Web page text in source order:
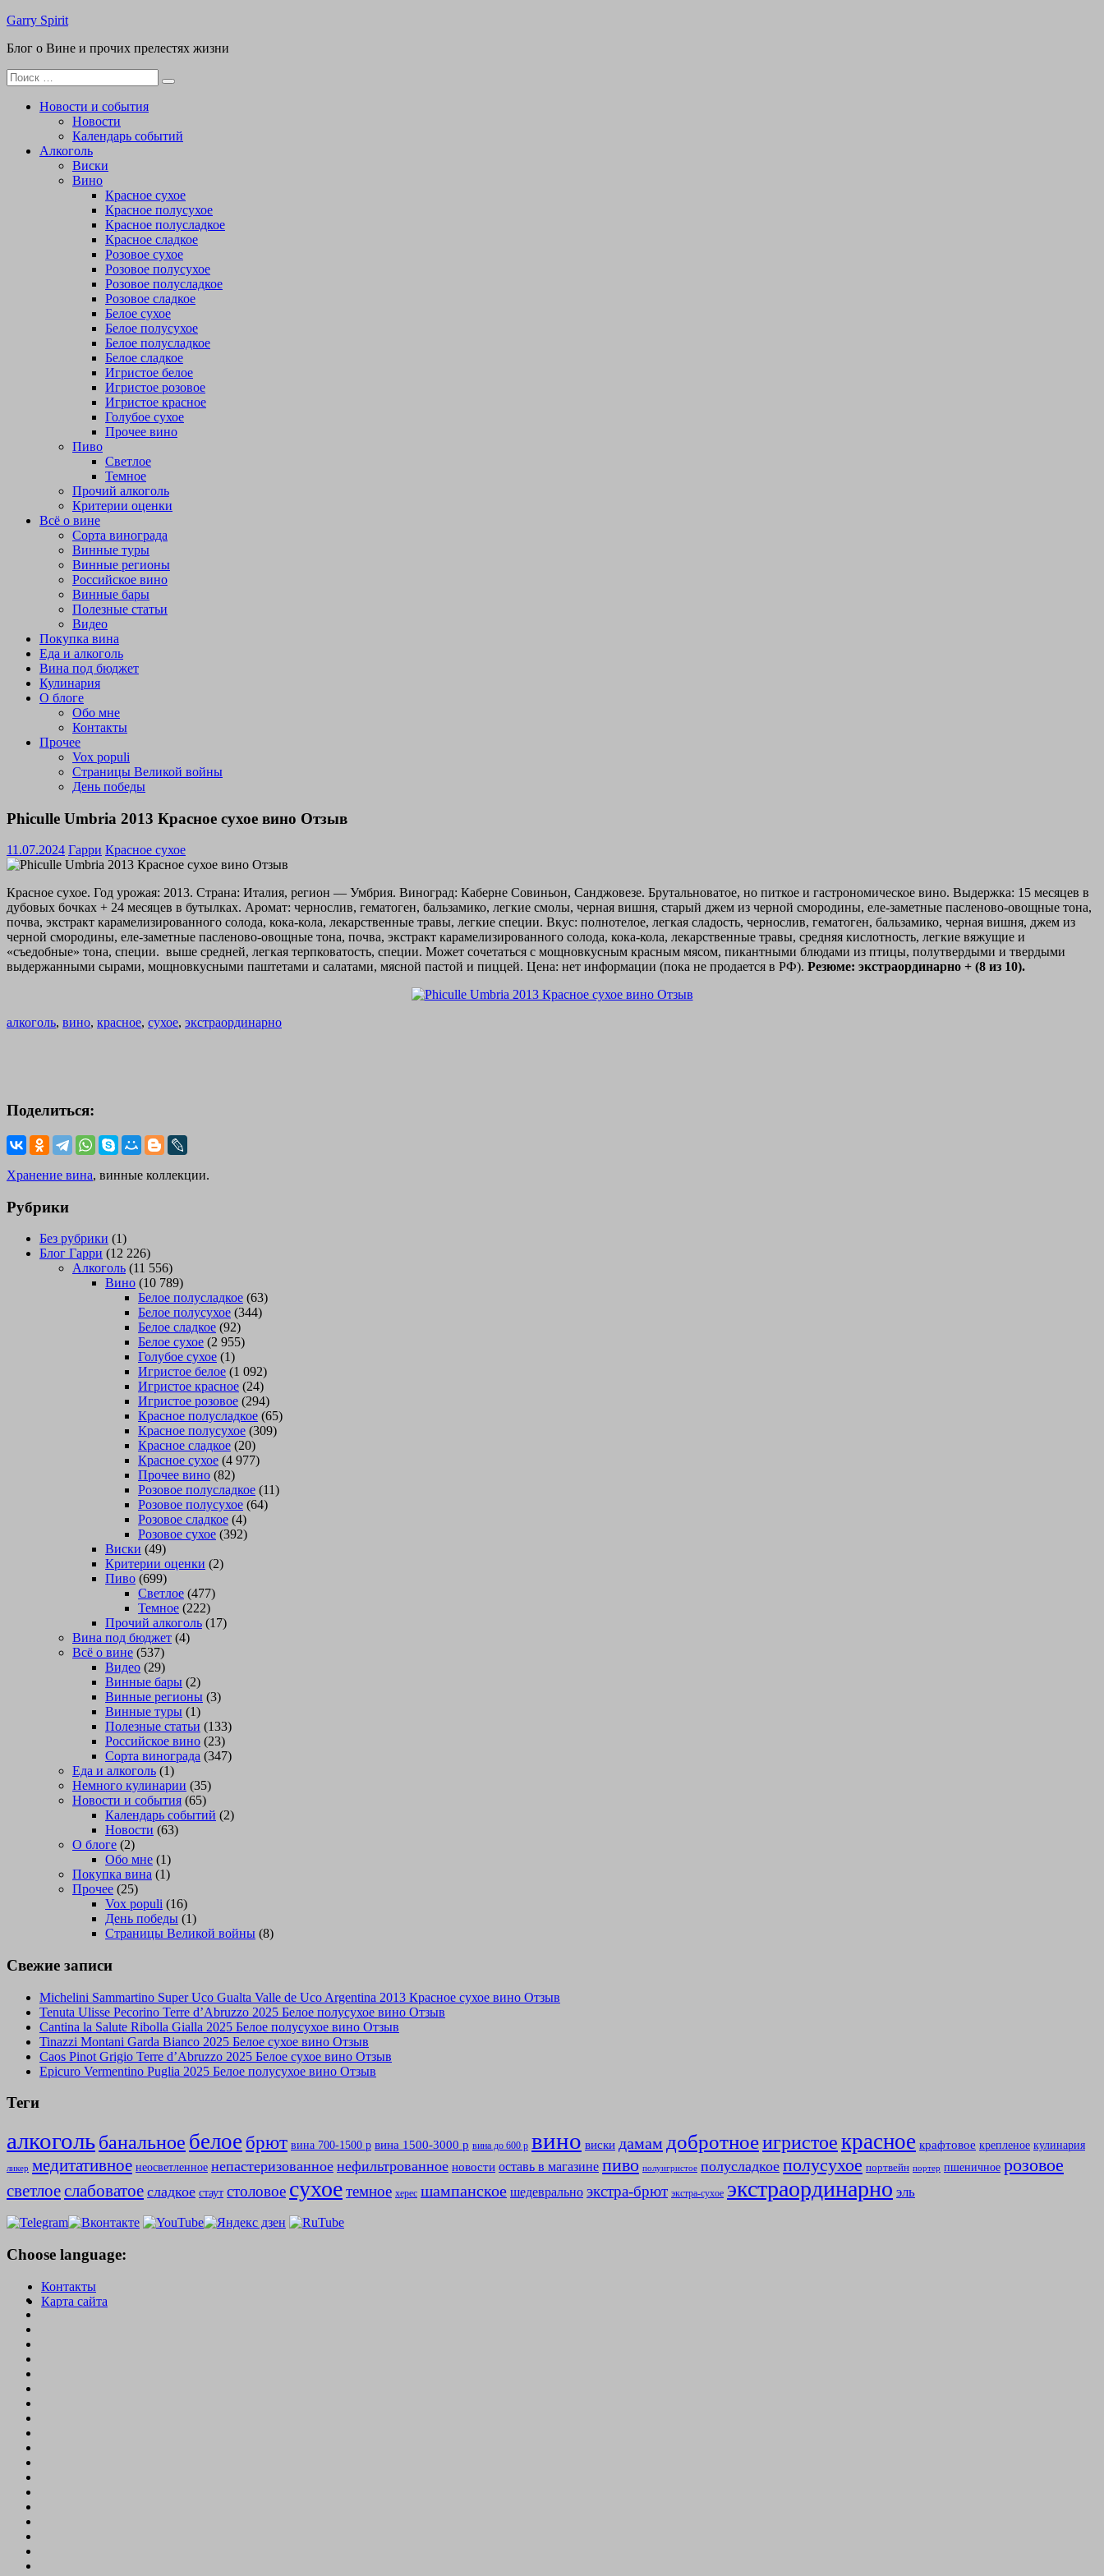
Перейти
содержимому
Garry Spirit
Блог о Вине и прочих прелестях жизни
Поиск
для:
Новости и события
Новости
Календарь событий
Алкоголь
Виски
Вино
Красное сухое
Красное полусухое
Красное полусладкое
Красное сладкое
Розовое сухое
Розовое полусухое
Розовое полусладкое
Розовое сладкое
Белое сухое
Белое полусухое
Белое полусладкое
Белое сладкое
Игристое белое
Игристое розовое
Игристое красное
Голубое сухое
Прочее вино
Пиво
Светлое
Темное
Прочий алкоголь
Критерии оценки
Всё о вине
Сорта винограда
Винные туры
Винные регионы
Российское вино
Винные бары
Полезные статьи
Видео
Покупка вина
Еда и алкоголь
Вина под бюджет
Кулинария
О блоге
Обо мне
Контакты
Прочее
Vox populi
Страницы Великой войны
День победы
Phiculle Umbria 2013 Красное сухое вино Отзыв
11.07.2024 Гарри Красное сухое
Красное сухое. Год урожая: 2013. Страна: Италия, регион — Умбрия. Виноград: Каберне Совиньон, Санджовезе. Брутальноватое, но питкое и гастрономическое вино. Выдержка: 15 месяцев в
дубовых бочках + 24 месяцев в бутылках. Аромат: чернослив, гематоген, бальзамико, легкие смолы, черная вишня, старый джем из черной смородины, еле-заметные пасленово-овощные тона,
почва, экстракт карамелизированного солода, кока-кола, лекарственные травы, легкие специи. Вкус: полнотелое, легкая сладость, чернослив, гематоген, бальзамико, черная вишня, джем из
черной смородины, еле-заметные пасленово-овощные тона, почва, экстракт карамелизированного солода, кока-кола, лекарственные травы, средняя кислотность, легкие вяжущие и
«съедобные» тона, специи. выше средней, легкая терпковатость, специи. Может сочетаться с мощновкусным красным мясом, пикантными блюдами из птицы, полутвердыми и твердыми
выдержанными сырами, мощновкусными паштетами и салатами, мясной пастой и пиццей. Цена: нет информации (пока не продается в РФ). Резюме: экстраординарно + (8 из 10).
алкоголь, вино, красное, сухое, экстраординарно
Поделиться:
Хранение вина, винные коллекции.
Рубрики
Без рубрики (1)
Блог Гарри (12 226)
Алкоголь (11 556)
Вино (10 789)
Белое полусладкое (63)
Белое полусухое (344)
Белое сладкое (92)
Белое сухое (2 955)
Голубое сухое (1)
Игристое белое (1 092)
Игристое красное (24)
Игристое розовое (294)
Красное полусладкое (65)
Красное полусухое (309)
Красное сладкое (20)
Красное сухое (4 977)
Прочее вино (82)
Розовое полусладкое (11)
Розовое полусухое (64)
Розовое сладкое (4)
Розовое сухое (392)
Виски (49)
Критерии оценки (2)
Пиво (699)
Светлое (477)
Темное (222)
Прочий алкоголь (17)
Вина под бюджет (4)
Всё о вине (537)
Видео (29)
Винные бары (2)
Винные регионы (3)
Винные туры (1)
Полезные статьи (133)
Российское вино (23)
Сорта винограда (347)
Еда и алкоголь (1)
Немного кулинарии (35)
Новости и события (65)
Календарь событий (2)
Новости (63)
О блоге (2)
Обо мне (1)
Покупка вина (1)
Прочее (25)
Vox populi (16)
День победы (1)
Страницы Великой войны (8)
Свежие записи
Michelini Sammartino Super Uco Gualta Valle de Uco Argentina 2013 Красное сухое вино Отзыв
Tenuta Ulisse Pecorino Terre d’Abruzzo 2025 Белое полусухое вино Отзыв
Cantina la Salute Ribolla Gialla 2025 Белое полусухое вино Отзыв
Tinazzi Montani Garda Bianco 2025 Белое сухое вино Отзыв
Caos Pinot Grigio Terre d’Abruzzo 2025 Белое сухое вино Отзыв
Epicuro Vermentino Puglia 2025 Белое полусухое вино Отзыв
Теги
алкогольбанальное белое брют вина 700-1500 р вина 1500-3000 р вина до 600 р вино виски дамам добротноеигристоекрасное крафтовое крепленое кулинария
ликер медитативное неосветленное непастеризованное нефильтрованное новости оставь в магазине пиво полуигристое полусладкое полусухое портвейн портер пшеничное розовое
светлоеслабоватое сладкое стаут столовое сухоетемное херес шампанское шедеврально экстра-брют экстра-сухое экстраординарно эль
Choose language:
Контакты
Карта сайта